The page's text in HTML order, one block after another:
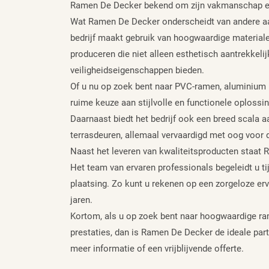
Ramen De Decker bekend om zijn vakmanschap
Wat Ramen De Decker onderscheidt van
bedrijf maakt gebruik van hoogwaardige
produceren die niet alleen esthetisch
veiligheidseigenschappen bieden.
Of u nu op zoek bent naar PVC-ramen,
ruime keuze aan stijlvolle en functionele
Daarnaast biedt het bedrijf ook een breed scala
terrasdeuren, allemaal vervaardigd met oog voor
Naast het leveren van kwaliteitsproducten staat
Het team van ervaren professionals begeleidt u
plaatsing. Zo kunt u rekenen op een zorgeloze
jaren.
Kortom, als u op zoek bent naar hoogwaardige
prestaties, dan is Ramen De Decker de ideale
meer informatie of een vrijblijvende offerte.